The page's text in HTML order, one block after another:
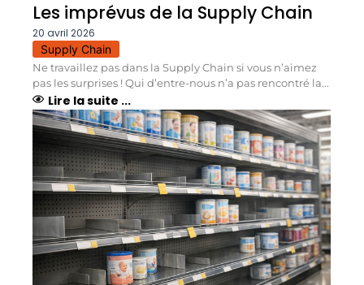
Les imprévus de la Supply Chain
20 avril 2026
Supply Chain
Ne travaillez pas dans la Supply Chain si vous n’aimez
pas les surprises ! Qui d’entre-nous n’a pas rencontré la...
Lire la suite ...